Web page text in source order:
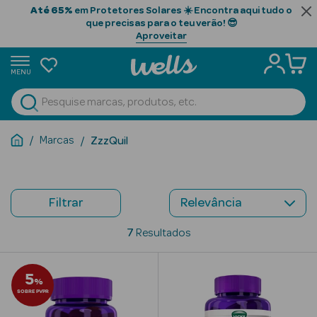
Até 65% em Protetores Solares ☀️ Encontra aqui tudo o
que precisas para o teu verão! 😎
Aproveitar
MENU
Ver Tudo
Profissional
Beauty Season
Cosmética
Luxo
Marcas ZzzQuil
Filtrar
7 Resultados
5%
SOBRE PVPR